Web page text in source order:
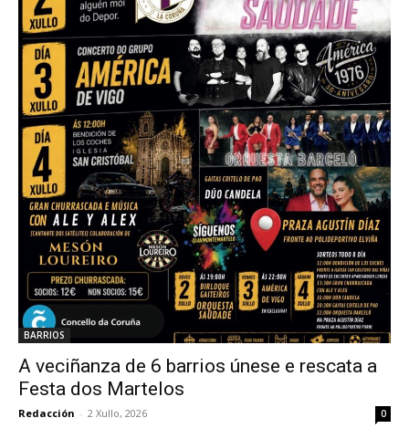
BARRIOS
A veciñanza de 6 barrios únese e rescata a
Festa dos Martelos
Redacción - 2 Xullo, 2026 0